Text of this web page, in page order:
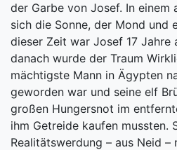
der Garbe von Josef. In einem
sich die Sonne, der Mond und
dieser Zeit war Josef 17 Jahre
danach wurde der Traum
mächtigste Mann in Ägypten
geworden war und seine elf
großen Hungersnot im
ihm Getreide kaufen mussten.
Realitätswerdung – aus Neid